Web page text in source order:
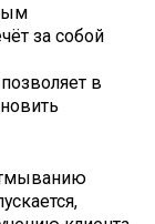
за собой
в